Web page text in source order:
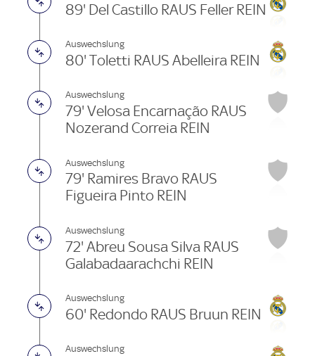
89' Del Castillo RAUS Feller REIN
Auswechslung
80' Toletti RAUS Abelleira REIN
Auswechslung
79' Velosa Encarnação RAUS
Nozerand Correia REIN
Auswechslung
79' Ramires Bravo RAUS
Figueira Pinto REIN
Auswechslung
72' Abreu Sousa Silva RAUS
Galabadaarachchi REIN
Auswechslung
60' Redondo RAUS Bruun REIN
Auswechslung